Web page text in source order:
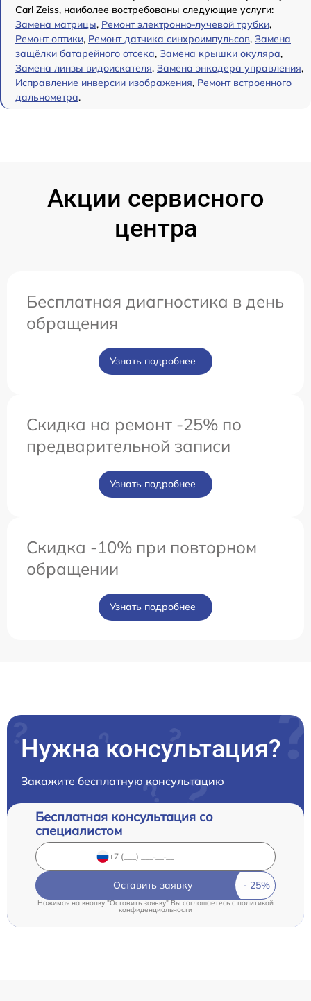
Carl Zeiss, наиболее востребованы следующие услуги:
Замена матрицы, Ремонт электронно-лучевой трубки,
Ремонт оптики, Ремонт датчика синхроимпульсов, Замена
защёлки батарейного отсека, Замена крышки окуляра,
Замена линзы видоискателя, Замена энкодера управления,
Исправление инверсии изображения, Ремонт встроенного
дальнометра.
Акции сервисного
центра
Бесплатная диагностика в день
обращения
Узнать подробнее
Скидка на ремонт -25% по
предварительной записи
Узнать подробнее
Скидка -10% при повторном
обращении
Узнать подробнее
Нужна консультация?
Закажите бесплатную консультацию
Бесплатная консультация со
специалистом
Оставить заявку
Нажимая на кнопку "Оставить заявку" Вы соглашаетесь cполитикой
конфиденциальности